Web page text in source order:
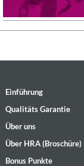
Einführung
Qualitäts Garantie
Über uns
Über HRA (Broschüre)
Bonus Punkte